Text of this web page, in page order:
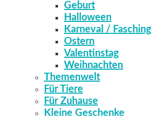
Geburt
Halloween
Karneval / Fasching
Ostern
Valentinstag
Weihnachten
Themenwelt
Für Tiere
Für Zuhause
Kleine Geschenke